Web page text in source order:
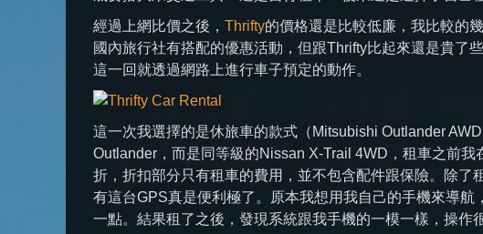
經過上網比價之後， Thrifty的價格還是比較低廉，我比較的
國內旅行社有搭配的優惠活動，但跟Thrifty比起來還是貴了
這一回就透過網路上進行車子預定的動作。
這一次我選擇的是休旅車的款式（Mitsubishi Outlander
Outlander，而是同等級的Nissan X-Trail 4WD，租車之前
折，折扣部分只有租車的費用，並不包含配件跟保險。除
有這台GPS真是便利極了。原本我想用我自己的手機來導
一點。結果租了之後，發現系統跟我手機的一模一樣，操作